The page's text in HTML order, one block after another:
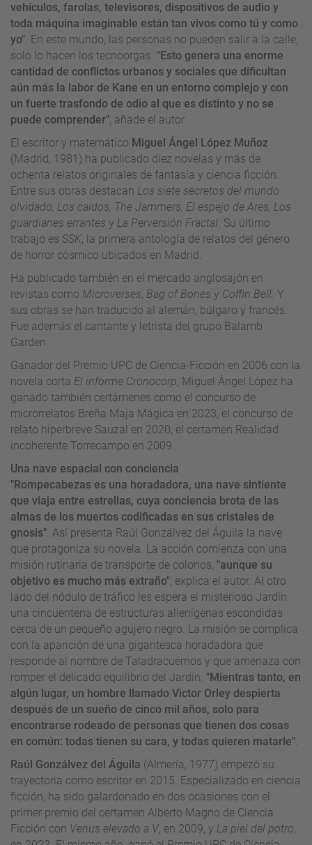
vehículos, farolas, televisores, dispositivos de audio y
toda máquina imaginable están tan vivos como tú y como
yo". En este mundo, las personas no pueden salir a la calle,
solo lo hacen los tecnoorgas. "Esto genera una enorme
cantidad de conflictos urbanos y sociales que dificultan
aún más la labor de Kane en un entorno complejo y con
un fuerte trasfondo de odio al que es distinto y no se
puede comprender", añade el autor.
El escritor y matemático Miguel Ángel López Muñoz
(Madrid, 1981) ha publicado diez novelas y más de
ochenta relatos originales de fantasía y ciencia ficción.
Entre sus obras destacan Los siete secretos del mundo
olvidado, Los caídos, The Jammers, El espejo de Ares, Los
guardianes errantes y La Perversión Fractal. Su último
trabajo es SSK, la primera antología de relatos del género
de horror cósmico ubicados en Madrid.
Ha publicado también en el mercado anglosajón en
revistas como Microverses, Bag of Bones y Coffin Bell. Y
sus obras se han traducido al alemán, búlgaro y francés.
Fue además el cantante y letrista del grupo Balamb
Garden.
Ganador del Premio UPC de Ciencia-Ficción en 2006 con la
novela corta El informe Cronocorp, Miguel Ángel López ha
ganado también certámenes como el concurso de
microrrelatos Breña Maja Mágica en 2023, el concurso de
relato hiperbreve Sauzal en 2020, el certamen Realidad
incoherente Torrecampo en 2009.
Una nave espacial con conciencia
"Rompecabezas es una horadadora, una nave sintiente
que viaja entre estrellas, cuya conciencia brota de las
almas de los muertos codificadas en sus cristales de
gnosis". Así presenta Raúl Gonzálvez del Águila la nave
que protagoniza su novela. La acción comienza con una
misión rutinaria de transporte de colonos, "aunque su
objetivo es mucho más extraño", explica el autor. Al otro
lado del nódulo de tráfico les espera el misterioso Jardín:
una cincuentena de estructuras alienígenas escondidas
cerca de un pequeño agujero negro. La misión se complica
con la aparición de una gigantesca horadadora que
responde al nombre de Taladracuernos y que amenaza con
romper el delicado equilibrio del Jardín. "Mientras tanto, en
algún lugar, un hombre llamado Victor Orley despierta
después de un sueño de cinco mil años, solo para
encontrarse rodeado de personas que tienen dos cosas
en común: todas tienen su cara, y todas quieren matarle".
Raúl Gonzálvez del Águila (Almería, 1977) empezó su
trayectoria como escritor en 2015. Especializado en ciencia
ficción, ha sido galardonado en dos ocasiones con el
primer premio del certamen Alberto Magno de Ciencia
Ficción con Venus elevado a V, en 2009, y La piel del potro,